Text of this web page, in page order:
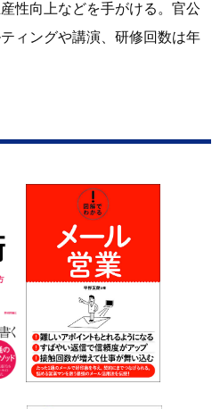
性向上などを手がける。官公
ィングや講演、研修回数は年